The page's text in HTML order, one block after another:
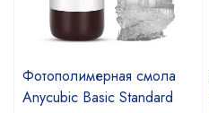
Фотополимерная смола
Anycubic Basic Standard